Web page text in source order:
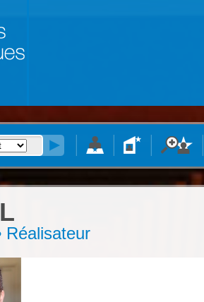
Réalisateur